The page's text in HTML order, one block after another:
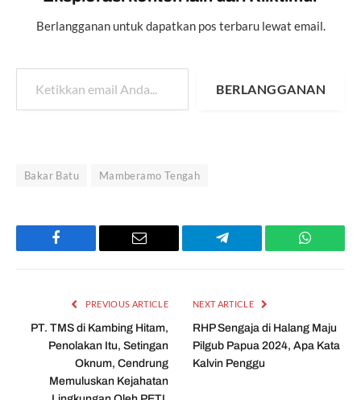
Berlangganan untuk dapatkan pos terbaru lewat email.
Ketikkan email Anda...
BERLANGGANAN
Bakar Batu Mamberamo Tengah
Facebook Email Telegram
PREVIOUS ARTICLE
PT. TMS di Kambing Hitam,
Penolakan Itu, Setingan
Oknum, Cendrung
Memuluskan Kejahatan
NEXT ARTICLE
RHP Sengaja di Halang Maju
Pilgub Papua 2024, Apa Kata
Kalvin Penggu